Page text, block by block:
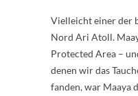
Vielleicht einer der
Nord Ari Atoll.
Protected Area –
denen wir das
fanden, war Maaya